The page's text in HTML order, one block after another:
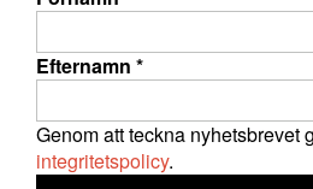
Efternamn *
Genom att teckna nyhetsbrevet
integritetspolicy.